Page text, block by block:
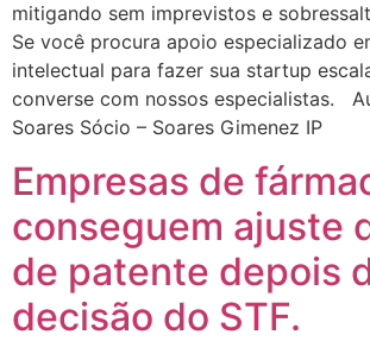
mitigando sem imprevistos e
Se você procura apoio especializado
intelectual para fazer sua startup
converse com nossos especialistas.
Soares Sócio – Soares Gimenez IP
Empresas de
conseguem ajuste
de patente depois
decisão do STF.